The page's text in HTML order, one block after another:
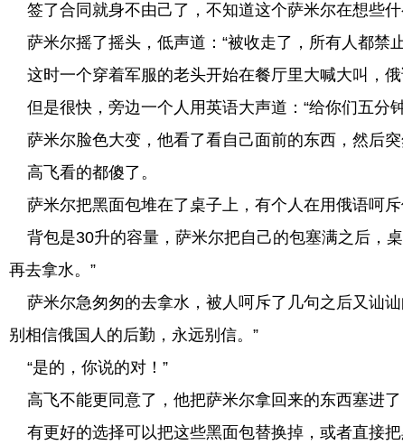
签了合同就身不由己了，不知道这个萨米尔在想些
萨米尔摇了摇头，低声道：“被收走了，所有人都禁
这时一个穿着军服的老头开始在餐厅里大喊大叫，俄
但是很快，旁边一个人用英语大声道：“给你们五分
萨米尔脸色大变，他看了看自己面前的东西，然后
高飞看的都傻了。
萨米尔把黑面包堆在了桌子上，有个人在用俄语呵
背包是30升的容量，萨米尔把自己的包塞满之后，
再去拿水。”
萨米尔急匆匆的去拿水，被人呵斥了几句之后又讪
别相信俄国人的后勤，永远别信。”
“是的，你说的对！”
高飞不能更同意了，他把萨米尔拿回来的东西塞进了
有更好的选择可以把这些黑面包替换掉，或者直接